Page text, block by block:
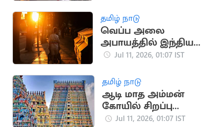
தமிழ் நாடு
வெப்ப அலை
அபாயத்தில் இந்திய
நகரங்கள்:
பல்கலைக்கழகம்
தகவல்
Jul 11, 2026, 01:07 IST
தமிழ் நாடு
ஆடி மாத அம்மன்
கோயில் சிறப்பு
சுற்றுலா: முன்பதிவு
Jul 11, 2026, 01:07 IST